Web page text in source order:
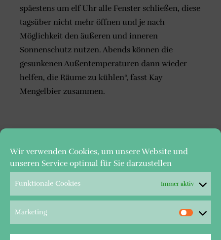
Wir verwenden Cookies, um unsere Website und
unseren Service optimal für Sie darzustellen
Funktionale Cookies Immer aktiv
Marketing
späestens um elf Uhr alle Fenster schließen, diese
tagsüber nicht mehr öffnen und je nach
Möglichkeit den äußeren und inneren
Sonnenschutz nutzen. Abends können die
gesunkenen Außentemperaturen dann wieder
helfen, die Räume zu kühlen“, fasst Kay
Mengelbier zusammen.
© Wappen-Immobilien GmbH, 1995 – 2026
Kay Mengelbier